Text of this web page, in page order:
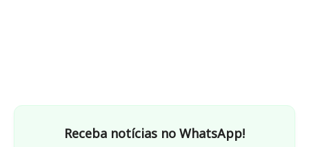
Receba notícias no WhatsApp!